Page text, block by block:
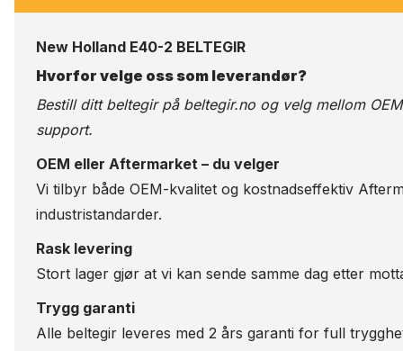
New Holland E40-2 BELTEGIR
Hvorfor velge oss som leverandør?
Bestill ditt beltegir på beltegir.no og velg mellom
support.
OEM eller Aftermarket – du velger
Vi tilbyr både OEM-kvalitet og kostnadseffektiv
industristandarder.
Rask levering
Stort lager gjør at vi kan sende samme dag etter
Trygg garanti
Alle beltegir leveres med 2 års garanti for full